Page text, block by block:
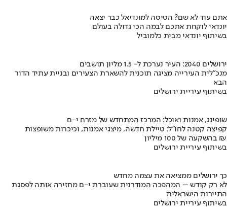
אתם עוד לא שם? הטיסה למונדיאל כבר יצאה
יונדאי לוקחת אתכם לבמה הכי גדולה בעולם
בשיתוף יונדאי מבית כלמוביל
ירושלים 2040: העיר נערכת ל- 1.5 מליון תושבים
מנכ"לית העירייה מציגה תוכנית להשארת הצעירים ובניית עתיד הדור
הבא
בשיתוף עיריית ירושלים
שופינג, אמנות ואוכל: המרכז המתחדש של מזרח י-ם
קפיצה קטנה לחו"ל: טיילת חדשה, מיצגי אמנות, וכיכרות משופצות
בהשקעה של 100 מיליון ₪
בשיתוף עיריית ירושלים
כך ירושלים ממציאה את עצמה מחדש
לא רק קודש – המהפכה המודרנית שעוברת י-ם מחזירה אותה לפסגת
התיירות הישראלית
בשיתוף עיריית ירושלים